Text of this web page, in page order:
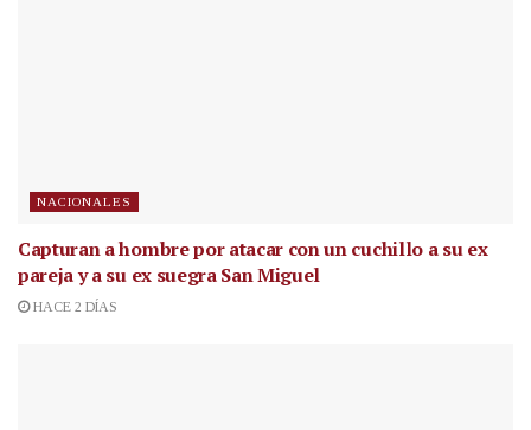
NACIONALES
Capturan a hombre por atacar con un cuchillo a su ex
pareja y a su ex suegra San Miguel
HACE 2 DÍAS